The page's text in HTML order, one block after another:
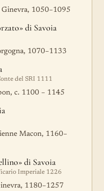
1050–1095
di Savoia
1070–1133
del SRI 1111
c. 1100 – 1145
Macon, 1160–
di Savoia
Imperiale 1226
1180–1257